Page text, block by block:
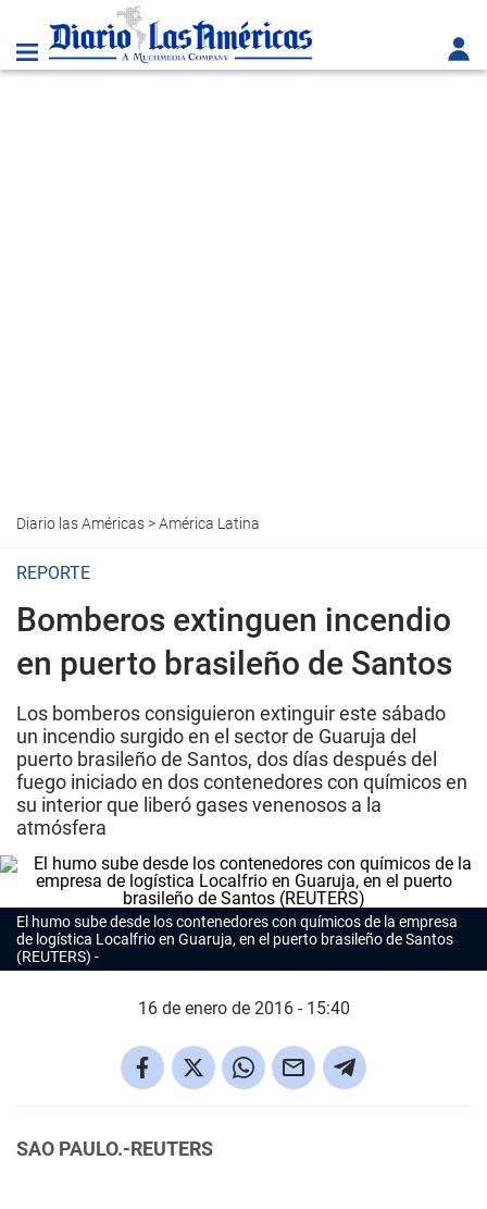
Diario las Américas>América Latina
REPORTE
Bomberos extinguen incendio
en puerto brasileño de Santos
Los bomberos consiguieron extinguir este sábado
un incendio surgido en el sector de Guaruja del
puerto brasileño de Santos, dos días después del
fuego iniciado en dos contenedores con químicos en
su interior que liberó gases venenosos a la
atmósfera
El humo sube desde los contenedores con químicos de la empresa
de logística Localfrio en Guaruja, en el puerto brasileño de Santos
(REUTERS)
16 de enero de 2016 - 15:40
SAO PAULO.-REUTERS